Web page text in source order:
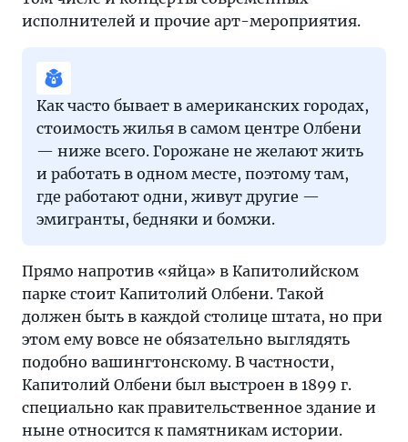
исполнителей и прочие арт-мероприятия.
Как часто бывает в американских городах,
стоимость жилья в самом центре Олбени
— ниже всего. Горожане не желают жить
и работать в одном месте, поэтому там,
где работают одни, живут другие —
эмигранты, бедняки и бомжи.
Прямо напротив «яйца» в Капитолийском
парке стоит Капитолий Олбени. Такой
должен быть в каждой столице штата, но при
этом ему вовсе не обязательно выглядять
подобно вашингтонскому. В частности,
Капитолий Олбени был выстроен в 1899 г.
специально как правительственное здание и
ныне относится к памятникам истории.